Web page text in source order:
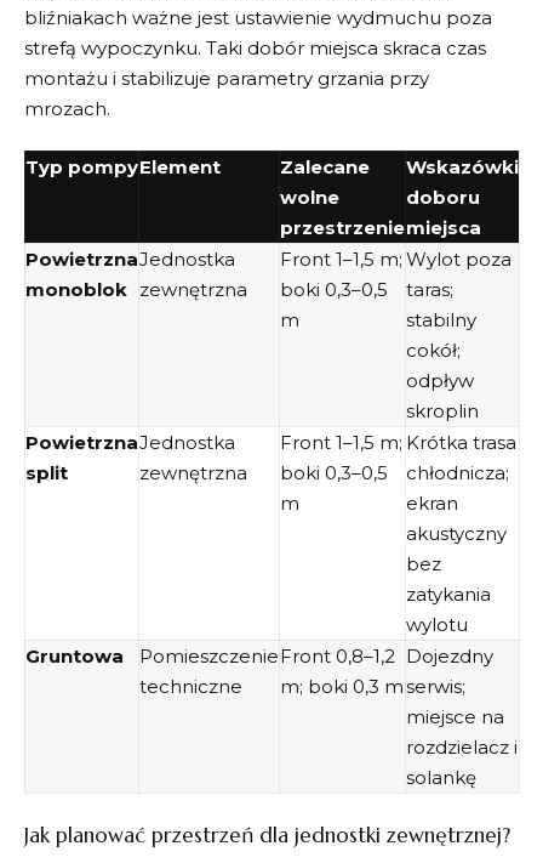
bliźniakach ważne jest ustawienie wydmuchu poza
strefą wypoczynku. Taki dobór miejsca skraca czas
montażu i stabilizuje parametry grzania przy
mrozach.
Typ pompyElement
Zalecane
wolne
przestrzenie
Wskazówki
doboru
miejsca
Powietrzna
monoblok
Jednostka
zewnętrzna
Front 1–1,5 m;
boki 0,3–0,5
m
Wylot poza
taras;
stabilny
cokół;
odpływ
skroplin
Powietrzna
split
Jednostka
zewnętrzna
Front 1–1,5 m;
boki 0,3–0,5
m
Krótka trasa
chłodnicza;
ekran
akustyczny
bez
zatykania
wylotu
Gruntowa
Pomieszczenie
techniczne
Front 0,8–1,2
m; boki 0,3 m
Dojezdny
serwis;
miejsce na
rozdzielacz i
solankę
Jak planować przestrzeń dla jednostki zewnętrznej?